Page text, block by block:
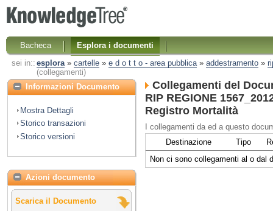
Bacheca
Esplora i documenti
sei in:: esplora» cartelle» e d o t t o - area pubblica» addestramento»
(collegamenti)
Informazioni Documento
Mostra Dettagli
Storico transazioni
Storico versioni
Azioni documento
Scarica il Documento
Collegamenti del
RIP REGIONE
Registro Mortalità
I collegamenti da ed a questo
Destinazione
Tipo
Non ci sono collegamenti al o dal